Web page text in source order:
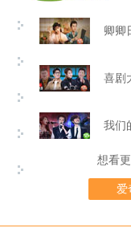
我们
想看
爱